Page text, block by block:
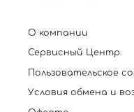
О компании
Сервисный Центр
Пользовательское
Условия обмена и